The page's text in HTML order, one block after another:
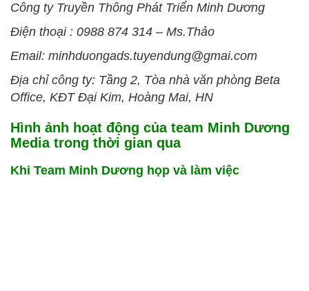
Công ty Truyền Thông Phát Triển Minh Dương
Điện thoại : 0988 874 314 – Ms.Thảo
Email: minhduongads.tuyendung@gmai.com
Địa chỉ công ty: Tầng 2, Tòa nhà văn phòng Beta
Office, KĐT Đại Kim, Hoàng Mai, HN
Hình ảnh hoạt động của team Minh Dương
Media trong thời gian qua
Khi Team Minh Dương họp và làm việc